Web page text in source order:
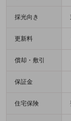
採光向き
更新料
償却・敷引
保証金
住宅保険